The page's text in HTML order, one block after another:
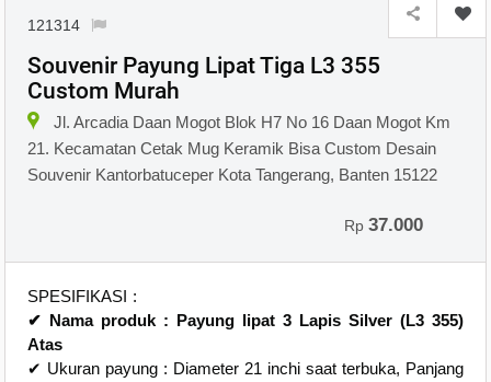
121314
Souvenir Payung Lipat Tiga L3 355
Custom Murah
Jl. Arcadia Daan Mogot Blok H7 No 16 Daan Mogot Km
21. Kecamatan Cetak Mug Keramik Bisa Custom Desain
Souvenir Kantorbatuceper Kota Tangerang, Banten 15122
Rp37.000
SPESIFIKASI :
✔ Nama produk : Payung lipat 3 Lapis Silver (L3 355)
Atas
✔ Ukuran payung : Diameter 21 inchi saat terbuka, Panjang